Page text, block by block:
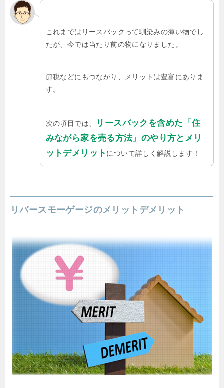
これまではリースバックって馴染みの薄い物でし
たが、今では当たり前の物になりました。
節税などにもつながり、メリットは豊富にありま
す。
次の項目では、
リースバックを含めた「住
みながら家を売る方法」のやり方とメリ
ットデメリット について詳しく解説します！
リバースモーゲージのメリットデメリット